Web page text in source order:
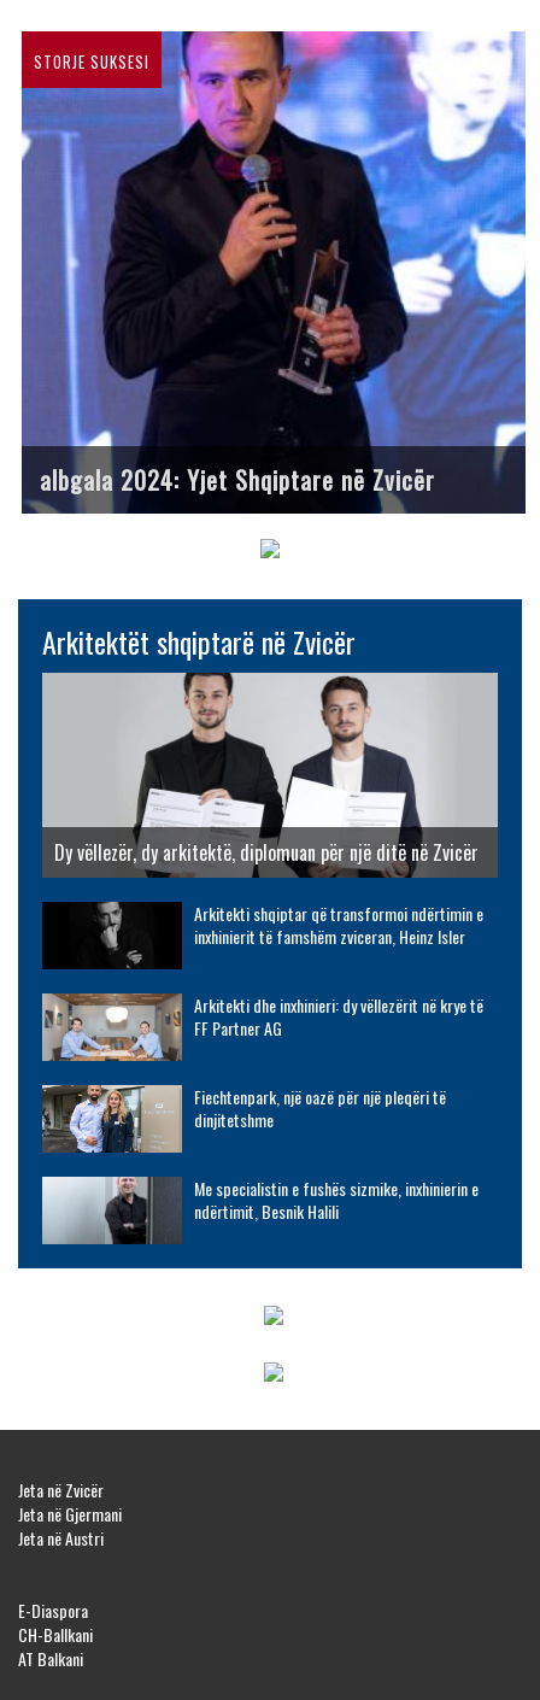
STORJE SUKSESI
albgala 2024: Yjet Shqiptare në Zvicër
Arkitektët shqiptarë në Zvicër
Dy vëllezër, dy arkitektë, diplomuan për një ditë në Zvicër
Arkitekti shqiptar që transformoi ndërtimin e
inxhinierit të famshëm zviceran, Heinz Isler
Arkitekti dhe inxhinieri: dy vëllezërit në krye të
FF Partner AG
Fiechtenpark, një oazë për një pleqëri të
dinjitetshme
Me specialistin e fushës sizmike, inxhinierin e
ndërtimit, Besnik Halili
Jeta në Zvicër
Jeta në Gjermani
Jeta në Austri
E-Diaspora
CH-Ballkani
AT Balkani